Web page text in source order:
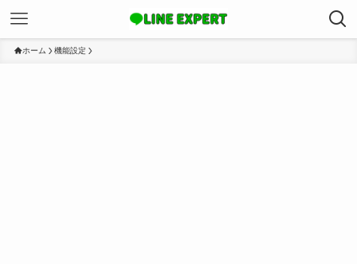
ホーム 機能設定